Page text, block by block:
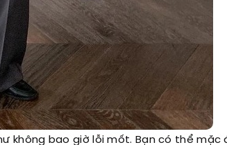
không bao giờ lỗi mốt. Bạn có thể mặc